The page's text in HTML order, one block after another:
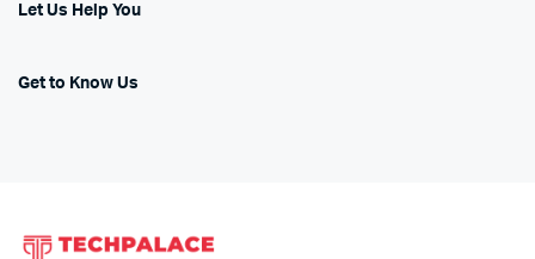
Let Us Help You
Get to Know Us